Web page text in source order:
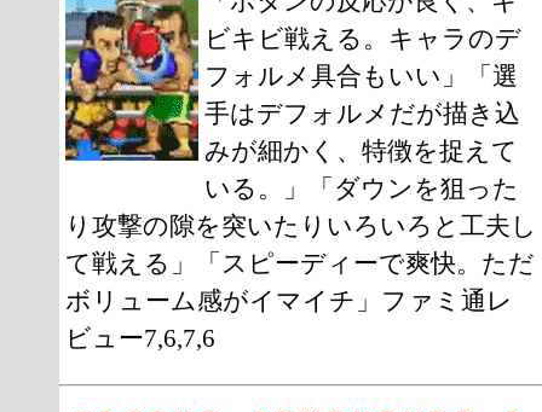
ビキビ戦える。キャラのデ
フォルメ具合もいい」「選
手はデフォルメだが描き込
みが細かく、特徴を捉えて
いる。」「ダウンを狙った
り攻撃の隙を突いたりいろいろと工夫し
て戦える」「スピーディーで爽快。ただ
ボリューム感がイマイチ」ファミ通レ
ビュー7,6,7,6